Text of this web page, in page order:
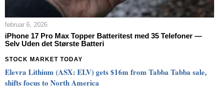
februar 6, 2026
iPhone 17 Pro Max Topper Batteritest med 35 Telefoner —
Selv Uden det Største Batteri
STOCK MARKET TODAY
Elevra Lithium (ASX: ELV) gets $16m from Tabba Tabba sale,
shifts focus to North America